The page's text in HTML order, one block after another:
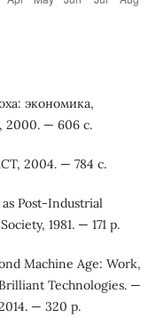
экономика,
2000. — 606 с.
2004. — 784 с.
Post-Industrial
1981. — 171 p.
Machine Age: Work,
Technologies. —
— 320 p.